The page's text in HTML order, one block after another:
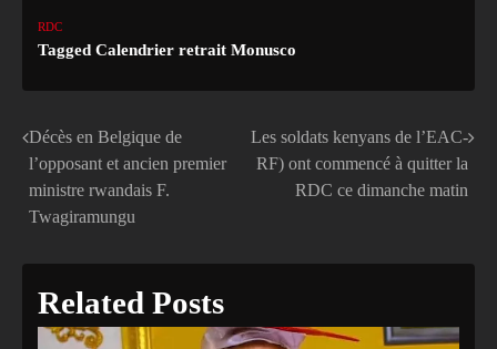
RDC
Tagged Calendrier retrait Monusco
Navigation
de
l’article
Décès en Belgique de
l’opposant et ancien premier
ministre rwandais F.
Twagiramungu
Les soldats kenyans de l’EAC-
RF) ont commencé à quitter la
RDC ce dimanche matin
Related Posts